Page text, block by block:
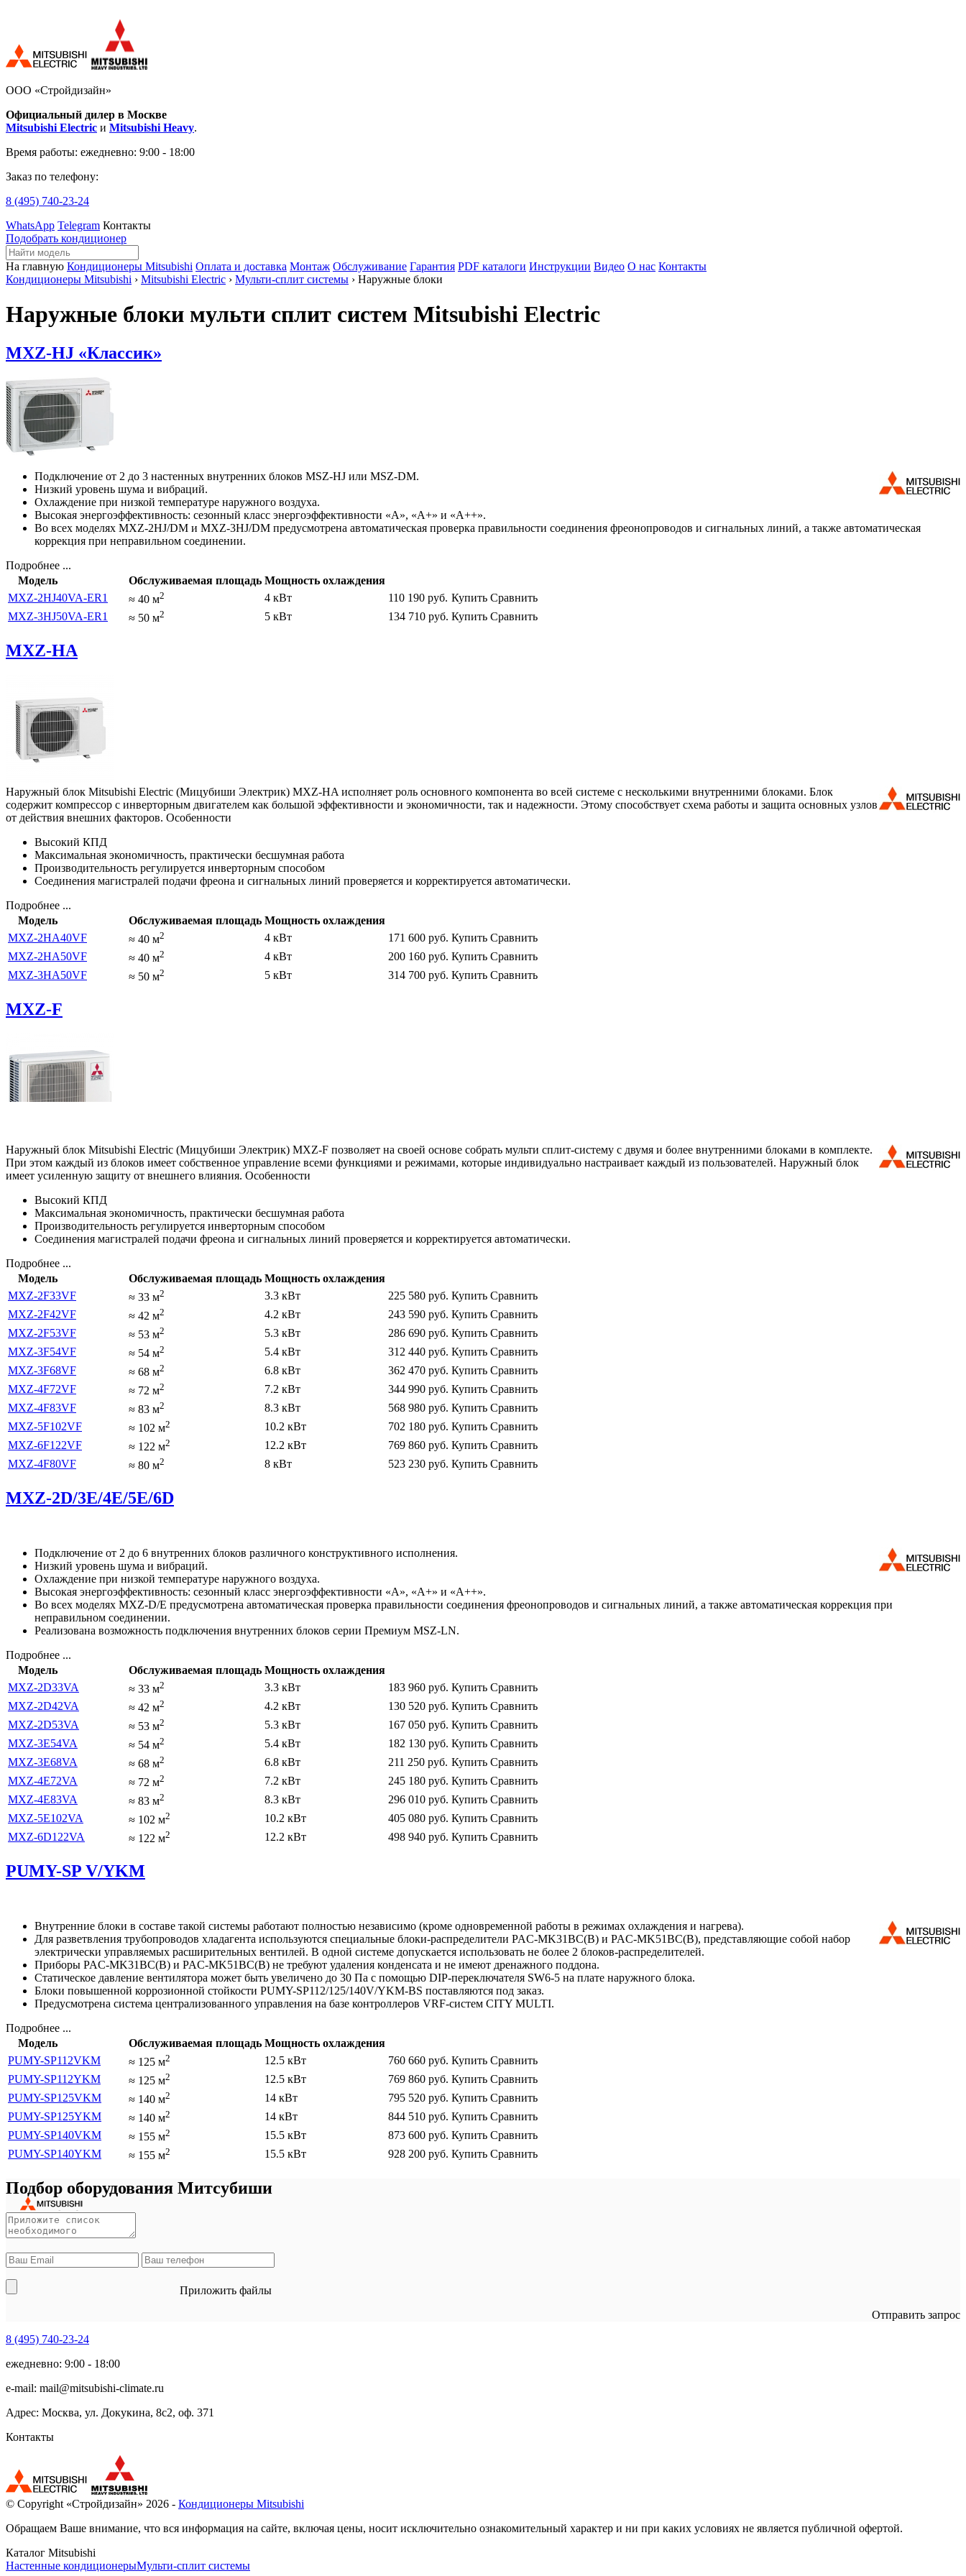
ООО «Стройдизайн»
Официальный дилер в Москве
Mitsubishi Electric и Mitsubishi Heavy.
Время работы: ежедневно: 9:00 - 18:00
Заказ по телефону:
8 (495) 740-23-24
WhatsApp Telegram Контакты
Подобрать кондиционер
На главную Кондиционеры Mitsubishi Оплата и доставка Монтаж Обслуживание Гарантия PDF каталоги Инструкции Видео О нас Контакты
Кондиционеры Mitsubishi › Mitsubishi Electric › Мульти-сплит системы › Наружные блоки
Наружные блоки мульти сплит систем Mitsubishi Electric
MXZ-HJ «Классик»
Подключение от 2 до 3 настенных внутренних блоков MSZ-HJ или MSZ-DM.
Низкий уровень шума и вибраций.
Охлаждение при низкой температуре наружного воздуха.
Высокая энергоэффективность: сезонный класс энергоэффективности «А», «А+» и «А++».
Во всех моделях MXZ-2HJ/DM и MXZ-3HJ/DM предусмотрена aвтоматическая проверка правильности соединения фреонопроводов и сигнальных линий, а также автоматическая
коррекция при неправильном соединении.
Подробнее ...
Модель
Обслуживаемая площадь Мощность охлаждения
MXZ-2HJ40VA-ER1
≈ 40 м2 4 кВт 110 190 руб. Купить Сравнить
MXZ-3HJ50VA-ER1
≈ 50 м2 5 кВт 134 710 руб. Купить Сравнить
MXZ-HA
Наружный блок Mitsubishi Electric (Мицубиши Электрик) MXZ-HA исполняет роль основного компонента во всей системе с несколькими внутренними блоками. Блок
содержит компрессор с инверторным двигателем как большой эффективности и экономичности, так и надежности. Этому способствует схема работы и защита основных узлов
от действия внешних факторов. Особенности
Высокий КПД
Максимальная экономичность, практически бесшумная работа
Производительность регулируется инверторным способом
Соединения магистралей подачи фреона и сигнальных линий проверяется и корректируется автоматически.
Подробнее ...
Модель
Обслуживаемая площадь Мощность охлаждения
MXZ-2HA40VF
≈ 40 м2 4 кВт 171 600 руб. Купить Сравнить
MXZ-2HA50VF
≈ 40 м2 4 кВт 200 160 руб. Купить Сравнить
MXZ-3HA50VF
≈ 50 м2 5 кВт 314 700 руб. Купить Сравнить
MXZ-F
Наружный блок Mitsubishi Electric (Мицубиши Электрик) MXZ-F позволяет на своей основе собрать мульти сплит-систему с двумя и более внутренними блоками в комплекте.
При этом каждый из блоков имеет собственное управление всеми функциями и режимами, которые индивидуально настраивает каждый из пользователей. Наружный блок
имеет усиленную защиту от внешнего влияния. Особенности
Высокий КПД
Максимальная экономичность, практически бесшумная работа
Производительность регулируется инверторным способом
Соединения магистралей подачи фреона и сигнальных линий проверяется и корректируется автоматически.
Подробнее ...
Модель
Обслуживаемая площадь Мощность охлаждения
MXZ-2F33VF
≈ 33 м2 3.3 кВт 225 580 руб. Купить Сравнить
MXZ-2F42VF
≈ 42 м2 4.2 кВт 243 590 руб. Купить Сравнить
MXZ-2F53VF
≈ 53 м2 5.3 кВт 286 690 руб. Купить Сравнить
MXZ-3F54VF
≈ 54 м2 5.4 кВт 312 440 руб. Купить Сравнить
MXZ-3F68VF
≈ 68 м2 6.8 кВт 362 470 руб. Купить Сравнить
MXZ-4F72VF
≈ 72 м2 7.2 кВт 344 990 руб. Купить Сравнить
MXZ-4F83VF
≈ 83 м2 8.3 кВт 568 980 руб. Купить Сравнить
MXZ-5F102VF
≈ 102 м2 10.2 кВт 702 180 руб. Купить Сравнить
MXZ-6F122VF
≈ 122 м2 12.2 кВт 769 860 руб. Купить Сравнить
MXZ-4F80VF
≈ 80 м2 8 кВт 523 230 руб. Купить Сравнить
MXZ-2D/3E/4E/5E/6D
Подключение от 2 до 6 внутренних блоков различного конструктивного исполнения.
Низкий уровень шума и вибраций.
Охлаждение при низкой температуре наружного воздуха.
Высокая энергоэффективность: сезонный класс энергоэффективности «А», «А+» и «А++».
Во всех моделях MXZ-D/E предусмотрена aвтоматическая проверка правильности соединения фреонопроводов и сигнальных линий, а также автоматическая коррекция при
неправильном соединении.
Реализована возможность подключения внутренних блоков серии Премиум MSZ-LN.
Подробнее ...
Модель
Обслуживаемая площадь Мощность охлаждения
MXZ-2D33VA
≈ 33 м2 3.3 кВт 183 960 руб. Купить Сравнить
MXZ-2D42VA
≈ 42 м2 4.2 кВт 130 520 руб. Купить Сравнить
MXZ-2D53VA
≈ 53 м2 5.3 кВт 167 050 руб. Купить Сравнить
MXZ-3E54VA
≈ 54 м2 5.4 кВт 182 130 руб. Купить Сравнить
MXZ-3E68VA
≈ 68 м2 6.8 кВт 211 250 руб. Купить Сравнить
MXZ-4E72VA
≈ 72 м2 7.2 кВт 245 180 руб. Купить Сравнить
MXZ-4E83VA
≈ 83 м2 8.3 кВт 296 010 руб. Купить Сравнить
MXZ-5E102VA
≈ 102 м2 10.2 кВт 405 080 руб. Купить Сравнить
MXZ-6D122VA
≈ 122 м2 12.2 кВт 498 940 руб. Купить Сравнить
PUMY-SP V/YKM
Внутренние блоки в составе такой системы работают полностью независимо (кроме одновременной работы в режимах охлаждения и нагрева).
Для разветвления трубопроводов хладагента используются специальные блоки-распределители PAC-MK31BC(B) и PAC-MK51BC(B), представляющие собой набор
электрически управляемых расширительных вентилей. В одной системе допускается использовать не более 2 блоков-распределителей.
Приборы PAC-MK31BC(B) и PAC-MK51BC(B) не требуют удаления конденсата и не имеют дренажного поддона.
Статическое давление вентилятора может быть увеличено до 30 Па с помощью DIP-переключателя SW6-5 на плате наружного блока.
Блоки повышенной коррозионной стойкости PUMY-SP112/125/140V/YKM-BS поставляются под заказ.
Предусмотрена система централизованного управления на базе контроллеров VRF-систем CITY MULTI.
Подробнее ...
Модель
Обслуживаемая площадь Мощность охлаждения
PUMY-SP112VKM
≈ 125 м2 12.5 кВт 760 660 руб. Купить Сравнить
PUMY-SP112YKM
≈ 125 м2 12.5 кВт 769 860 руб. Купить Сравнить
PUMY-SP125VKM
≈ 140 м2 14 кВт 795 520 руб. Купить Сравнить
PUMY-SP125YKM
≈ 140 м2 14 кВт 844 510 руб. Купить Сравнить
PUMY-SP140VKM
≈ 155 м2 15.5 кВт 873 600 руб. Купить Сравнить
PUMY-SP140YKM
≈ 155 м2 15.5 кВт 928 200 руб. Купить Сравнить
Подбор оборудования Митсубиши
Приложить файлы
Отправить запрос
8 (495) 740-23-24
ежедневно: 9:00 - 18:00
e-mail: mail@mitsubishi-climate.ru
Адрес: Москва, ул. Докукина, 8с2, оф. 371
Контакты
© Copyright «Стройдизайн» 2026 - Кондиционеры Mitsubishi
Обращаем Ваше внимание, что вся информация на сайте, включая цены, носит исключительно ознакомительный характер и ни при каких условиях не является публичной офертой.
Каталог Mitsubishi
Настенные кондиционерыМульти-сплит системы